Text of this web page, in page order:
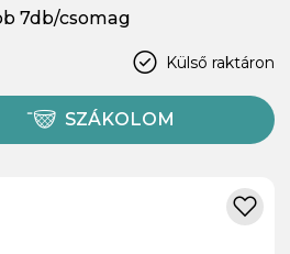
7db/csomag
Külső raktáron
SZÁKOLOM